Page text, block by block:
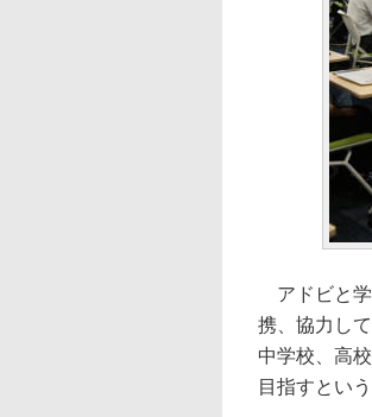
アドビと学
携、協力し
中学校、高
目指すという